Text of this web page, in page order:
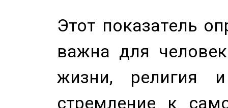
Этот показатель
важна для
жизни, религия
стремление к